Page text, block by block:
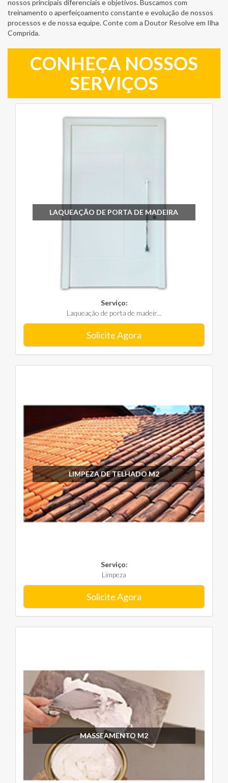
nossos principais diferenciais e objetivos. Buscamos com
treinamento o aperfeiçoamento constante e evolução de nossos
processos e de nossa equipe. Conte com a Doutor Resolve em Ilha
Comprida.
CONHEÇA NOSSOS
SERVIÇOS
LAQUEAÇÃO DE PORTA DE MADEIRA
Serviço:
Laqueação de porta de madeir...
Solicite Agora
LIMPEZA DE TELHADO M2
Serviço:
Limpeza
Solicite Agora
MASSEAMENTO M2